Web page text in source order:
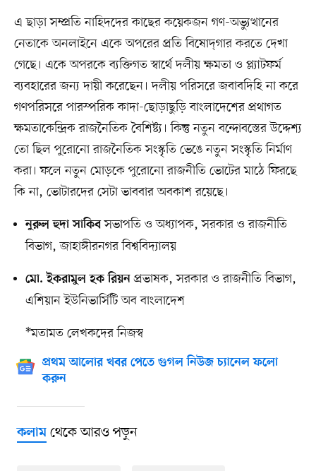
এ ছাড়া সম্প্রতি নাহিদদের কাছের কয়েকজন গণ-অভ্যুত্থানের
নেতাকে অনলাইনে একে অপরের প্রতি বিষোদ্‌গার করতে দেখা
গেছে। একে অপরকে ব্যক্তিগত স্বার্থে দলীয় ক্ষমতা ও প্ল্যাটফর্ম
ব্যবহারের জন্য দায়ী করেছেন। দলীয় পরিসরে জবাবদিহি না করে
গণপরিসরে পারস্পরিক কাদা-ছোড়াছুড়ি বাংলাদেশের প্রথাগত
ক্ষমতাকেন্দ্রিক রাজনৈতিক বৈশিষ্ট্য। কিন্তু নতুন বন্দোবস্তের উদ্দেশ্য
তো ছিল পুরোনো রাজনৈতিক সংস্কৃতি ভেঙে নতুন সংস্কৃতি নির্মাণ
করা। ফলে নতুন মোড়কে পুরোনো রাজনীতি ভোটের মাঠে ফিরছে
কি না, ভোটারদের সেটা ভাববার অবকাশ রয়েছে।
নুরুল হুদা সাকিবসভাপতি ও অধ্যাপক, সরকার ও রাজনীতি
বিভাগ, জাহাঙ্গীরনগর বিশ্ববিদ্যালয়
মো. ইকরামুল হক রিয়নপ্রভাষক, সরকার ও রাজনীতি বিভাগ,
এশিয়ান ইউনিভার্সিটি অব বাংলাদেশ
*মতামত লেখকদের নিজস্ব
প্রথম আলোর খবর পেতে গুগল নিউজ চ্যানেল ফলো
করুন
কলামথেকে আরও পড়ুন